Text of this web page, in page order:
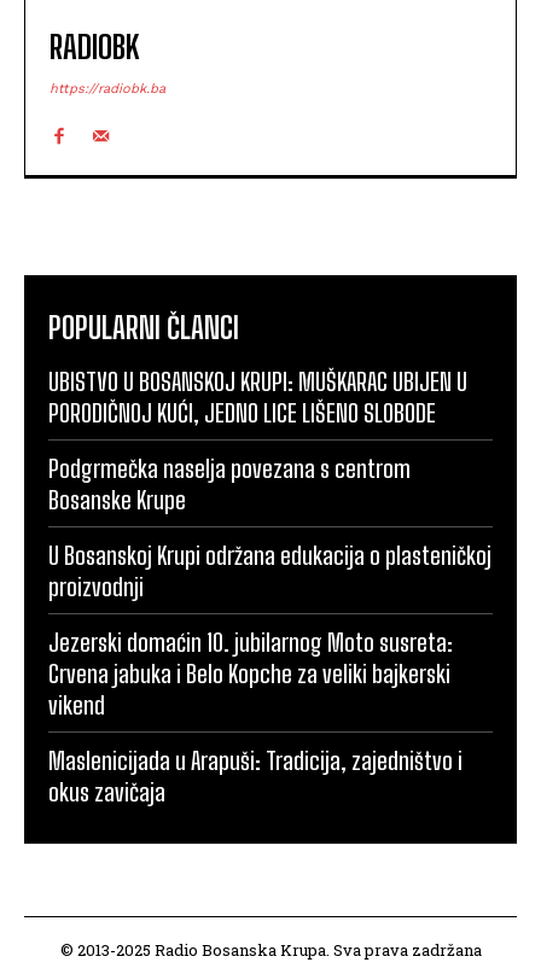
RADIOBK
https://radiobk.ba
POPULARNI ČLANCI
UBISTVO U BOSANSKOJ KRUPI: MUŠKARAC UBIJEN U
PORODIČNOJ KUĆI, JEDNO LICE LIŠENO SLOBODE
Podgrmečka naselja povezana s centrom
Bosanske Krupe
U Bosanskoj Krupi održana edukacija o plasteničkoj
proizvodnji
Jezerski domaćin 10. jubilarnog Moto susreta:
Crvena jabuka i Belo Kopche za veliki bajkerski
vikend
Maslenicijada u Arapuši: Tradicija, zajedništvo i
okus zavičaja
© 2013-2025 Radio Bosanska Krupa. Sva prava zadržana